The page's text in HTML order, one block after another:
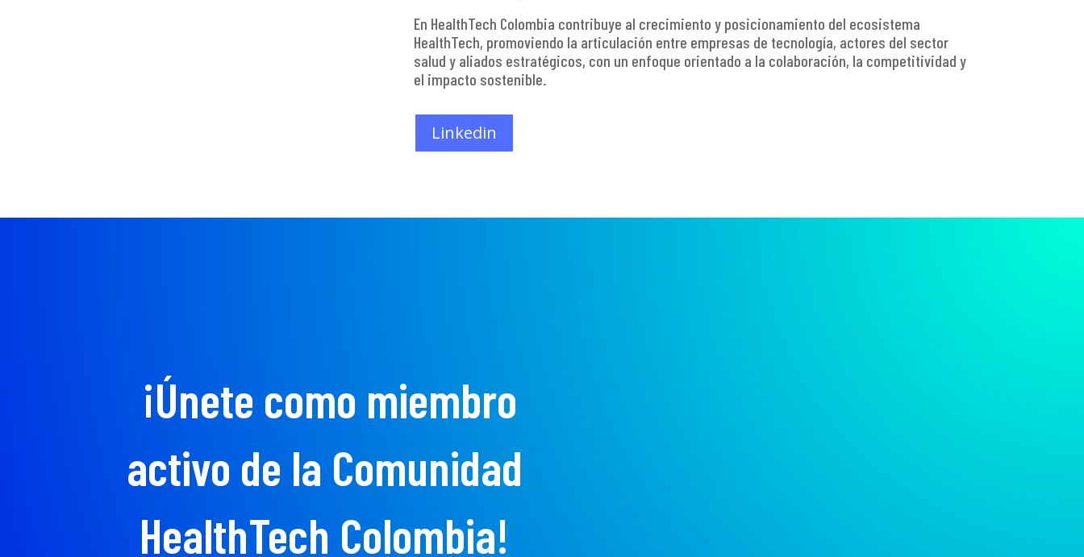
En HealthTech Colombia contribuye al crecimiento y posicionamiento del ecosistema
HealthTech, promoviendo la articulación entre empresas de tecnología, actores del sector
salud y aliados estratégicos, con un enfoque orientado a la colaboración, la competitividad y
el impacto sostenible.
Linkedin
¡Únete como miembro
activo de la Comunidad
HealthTech Colombia!